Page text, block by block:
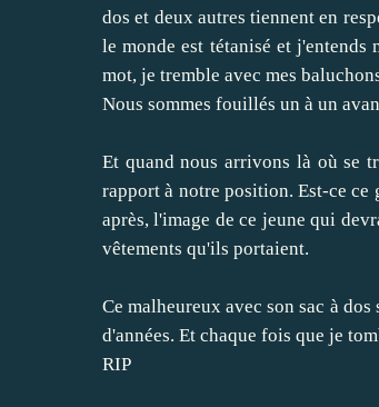
dos et deux autres tiennent en
le monde est tétanisé et j'entends
mot, je tremble avec mes
Nous sommes fouillés un à un
Et quand nous arrivons là où se
rapport à notre position. Est-ce ce
après, l'image de ce jeune qui
vêtements qu'ils portaient.
Ce malheureux avec son sac à
d'années. Et chaque fois que je
RIP